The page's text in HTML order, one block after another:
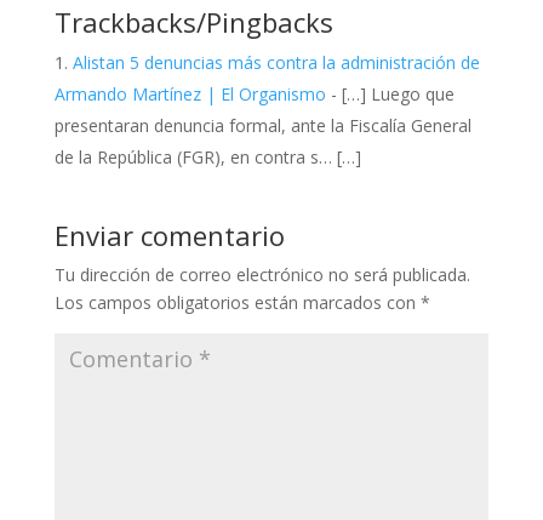
Trackbacks/Pingbacks
Alistan 5 denuncias más contra la administración de
Armando Martínez | El Organismo - […] Luego que
presentaran denuncia formal, ante la Fiscalía General
de la República (FGR), en contra s… […]
Enviar comentario
Tu dirección de correo electrónico no será publicada.
Los campos obligatorios están marcados con *